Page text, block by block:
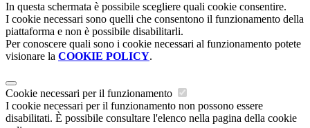
In questa schermata è possibile scegliere quali cookie consentire.
I cookie necessari sono quelli che consentono il funzionamento della
piattaforma e non è possibile disabilitarli.
Per conoscere quali sono i cookie necessari al funzionamento potete
visionare la COOKIE POLICY.
Cookie necessari per il funzionamento
I cookie necessari per il funzionamento non possono essere
disabilitati. È possibile consultare l'elenco nella pagina della cookie